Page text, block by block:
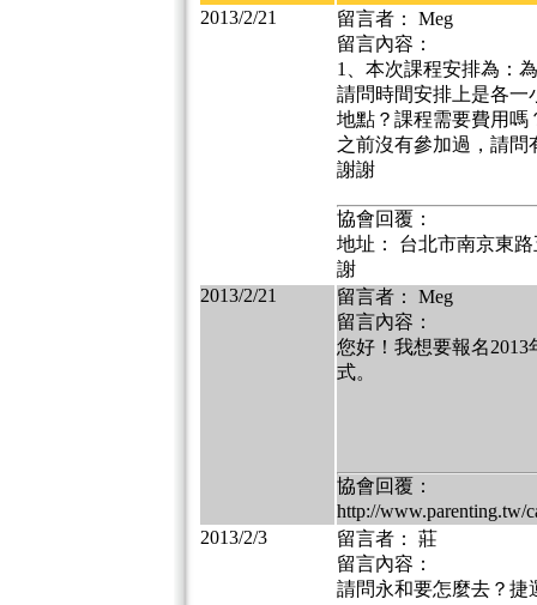
2013/2/21
留言者： Meg
留言內容：
1、本次課程安排為：
請問時間安排上是各一
地點？課程需要費用嗎
之前沒有參加過，請
謝謝
協會回覆：
地址： 台北市南京東
謝
2013/2/21
留言者： Meg
留言內容：
您好！我想要報名
式。
協會回覆：
http://www.parenting.tw/
2013/2/3
留言者： 莊
留言內容：
請問永和要怎麼去？捷